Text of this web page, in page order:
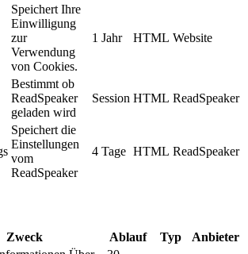
Speichert Ihre
Einwilligung
zur
Verwendung
von Cookies.
1 Jahr HTML Website
Bestimmt ob
ReadSpeaker
geladen wird
Session HTML ReadSpeaker
Speichert die
Einstellungen
vom
ReadSpeaker
4 Tage HTML ReadSpeaker
Zweck Ablauf Typ
Anbieter